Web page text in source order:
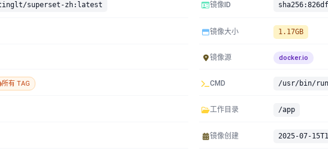
superset-zh:latest 镜像ID
镜像大小 1.17GB
镜像源 docker.io
所有 TAG CMD /usr/bin/
工作目录 /app
镜像创建 2025-07-